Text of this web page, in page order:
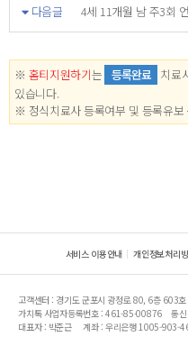
다음글 4세 11개월 남 주3회
※ 홈티지원하기는 등록완료 치료
있습니다.
※ 정식치료사 등록여부 및 등록유보
서비스 이용안내 개인정보처리
고객센터 : 경기도 군포시 광정로 80, 6층 603호
가치톡 사업자등록번호 : 461-85-00876
통
대표자 : 박준근
계좌 : 우리은행 1005-903-